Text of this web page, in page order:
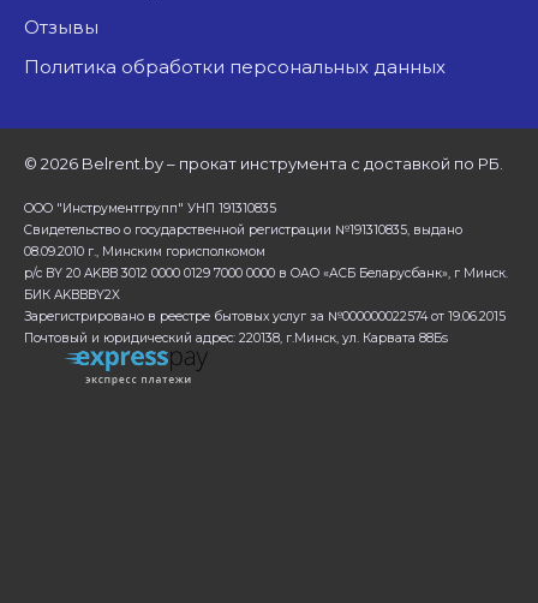
Отзывы
Политика обработки персональных данных
© 2026 Belrent.by – прокат инструмента с доставкой по РБ.
ООО "Инструментгрупп" УНП 191310835
Свидетельство о государственной регистрации №191310835, выдано
08.09.2010 г., Минским горисполкомом
р/с BY 20 AKBB 3012 0000 0129 7000 0000 в ОАО «АСБ Беларусбанк», г Минск.
БИК AKBBBY2X
Зарегистрировано в реестре бытовых услуг за №000000022574 от 19.06.2015
Почтовый и юридический адрес: 220138, г.Минск, ул. Карвата 88Бs